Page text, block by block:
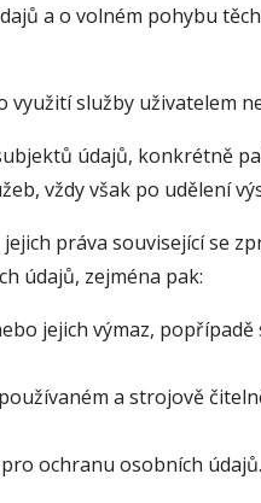
a o volném pohybu
služby uživatelem
údajů, konkrétně
vždy však po udělení
práva související se
údajů, zejména pak:
jejich výmaz, popřípadě
a strojově
ochranu osobních údajů.